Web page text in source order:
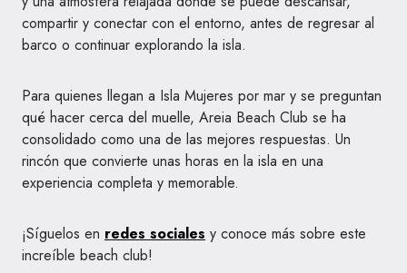
compartir y conectar con el entorno, antes de regresar al
barco o continuar explorando la isla.
Para quienes llegan a Isla Mujeres por mar y se preguntan
qué hacer cerca del muelle, Areia Beach Club se ha
consolidado como una de las mejores respuestas. Un
rincón que convierte unas horas en la isla en una
experiencia completa y memorable.
¡Síguelos en redes sociales y conoce más sobre este
increíble beach club!